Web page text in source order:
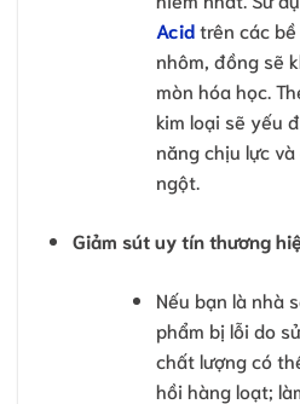
Acidtrên các bề
nhôm, đồng sẽ
mòn hóa học.
kim loại sẽ yếu
năng chịu lực
ngột.
Giảm sút uy tín thương
Nếu bạn là nhà
phẩm bị lỗi do
chất lượng có
hồi hàng loạt;